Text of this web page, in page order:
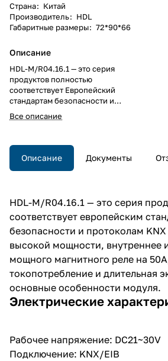
Страна: Китай
Производитель: HDL
Габаритные размеры: 72*90*66
Описание
HDL-M/R04.16.1 — это серия
продуктов полностью
соответствует Европейский
стандартам безопасности и
протоколам KNX оборудования
высокой мощности, внутреннее
магнитного реле на 50A,
нулевое токопотребление и
длительная эксплуатация —
Все описание
Описание Документы
HDL-M/R04.16.1 — это серия
соответствует европейским
безопасности и протоколам
высокой мощности, внутреннее
мощного магнитного реле на
токопотребление и длительная
основные особенности модуля.
Электрические
Рабочее напряжение: DC21~30V
Подключение: KNX/EIB